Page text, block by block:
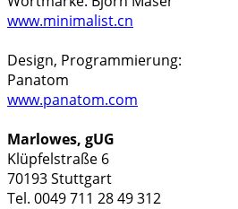
www.minimalist.cn
Design, Programmierung:
Panatom
www.panatom.com
Marlowes, gUG
Klüpfelstraße 6
70193 Stuttgart
Tel. 0049 711 28 49 312